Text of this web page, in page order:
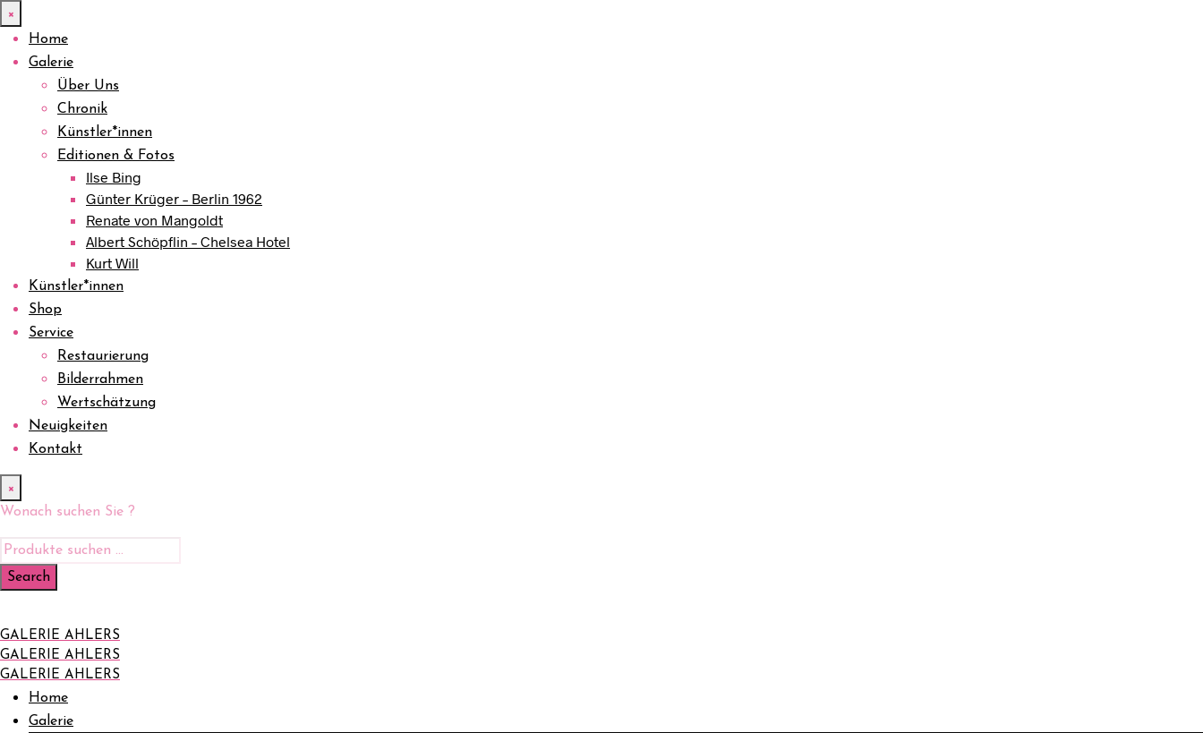
×
Home
Galerie
Über Uns
Chronik
Künstler*innen
Editionen & Fotos
Ilse Bing
Günter Krüger – Berlin 1962
Renate von Mangoldt
Albert Schöpflin – Chelsea Hotel
Kurt Will
Künstler*innen
Shop
Service
Restaurierung
Bilderrahmen
Wertschätzung
Neuigkeiten
Kontakt
×
Wonach suchen Sie ?
GALERIE AHLERS
GALERIE AHLERS
GALERIE AHLERS
Home
Galerie